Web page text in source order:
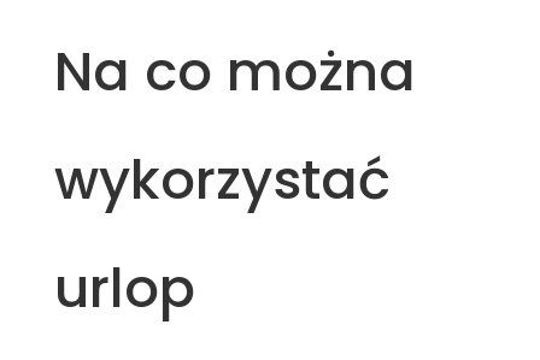
Na co można
wykorzystać
urlop